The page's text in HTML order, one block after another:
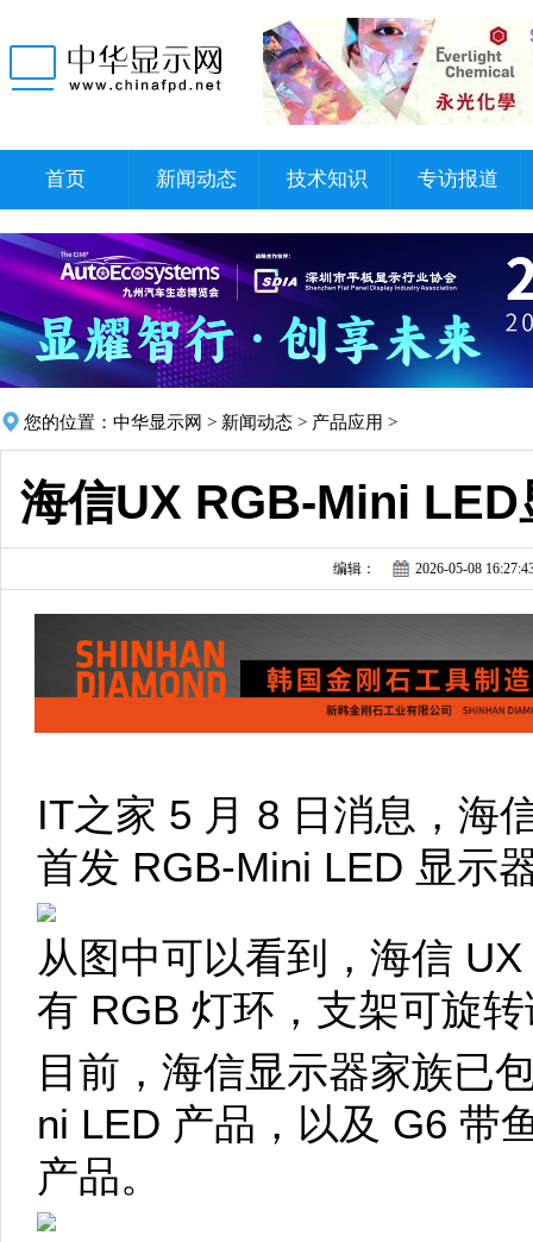
首页 新闻动态 技术知识 专访报道
您的位置： 中华显示网 > 新闻动态 > 产品应用 >
海信UX RGB-Mini
编辑： 2026-05-08
IT之家 5 月 8 日消息，海
首发 RGB-Mini LED 显
从图中可以看到，海信
有 RGB 灯环，支架可旋
目前，海信显示器家族已
ni LED 产品，以及 G6 带
产品。